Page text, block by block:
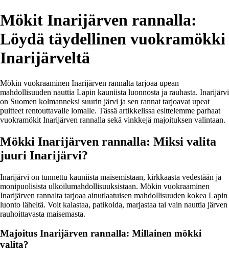
Mökit Inarijärven rannalla:
Löydä täydellinen vuokramökki
Inarijärveltä
Mökin vuokraaminen Inarijärven rannalta tarjoaa upean
mahdollisuuden nauttia Lapin kauniista luonnosta ja rauhasta. Inarijärvi
on Suomen kolmanneksi suurin järvi ja sen rannat tarjoavat upeat
puitteet rentouttavalle lomalle. Tässä artikkelissa esittelemme parhaat
vuokramökit Inarijärven rannalla sekä vinkkejä majoituksen valintaan.
Mökki Inarijärven rannalla: Miksi valita
juuri Inarijärvi?
Inarijärvi on tunnettu kauniista maisemistaan, kirkkaasta vedestään ja
monipuolisista ulkoilumahdollisuuksistaan. Mökin vuokraaminen
Inarijärven rannalta tarjoaa ainutlaatuisen mahdollisuuden kokea Lapin
luonto läheltä. Voit kalastaa, patikoida, marjastaa tai vain nauttia järven
rauhoittavasta maisemasta.
Majoitus Inarijärven rannalla: Millainen mökki
valita?